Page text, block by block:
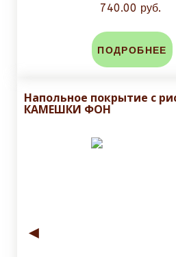
740.00 руб.
ПОДРОБНЕЕ
Напольное покрытие с
КАМЕШКИ ФОН
◄